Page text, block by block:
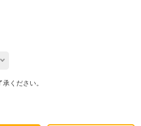
ください。